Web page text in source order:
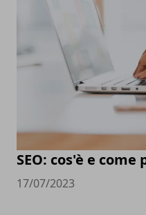
SEO: cos'è e
17/07/2023